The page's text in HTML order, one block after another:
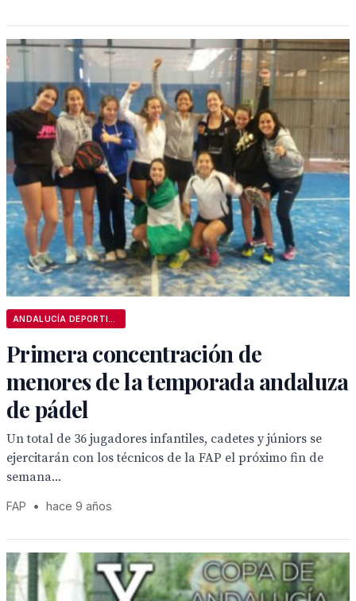
Primera concentración de
menores de la temporada andaluza
de pádel
Un total de 36 jugadores infantiles, cadetes y júniors se
ejercitarán con los técnicos de la FAP el próximo fin de
semana...
FAP • hace 9 años